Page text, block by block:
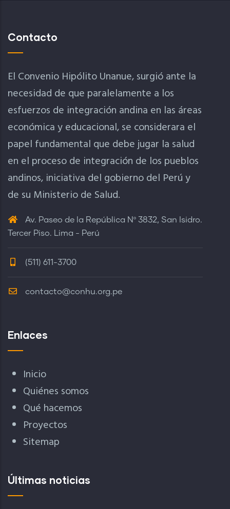
Contacto
El Convenio Hipólito Unanue, surgió ante la
necesidad de que paralelamente a los
esfuerzos de integración andina en las áreas
económica y educacional, se considerara el
papel fundamental que debe jugar la salud
en el proceso de integración de los pueblos
andinos, iniciativa del gobierno del Perú y
de su Ministerio de Salud.
Av. Paseo de la República Nº 3832, San Isidro.
Tercer Piso. Lima - Perú
(511) 611-3700
contacto@conhu.org.pe
Enlaces
Inicio
Quiénes somos
Qué hacemos
Proyectos
Sitemap
Últimas noticias